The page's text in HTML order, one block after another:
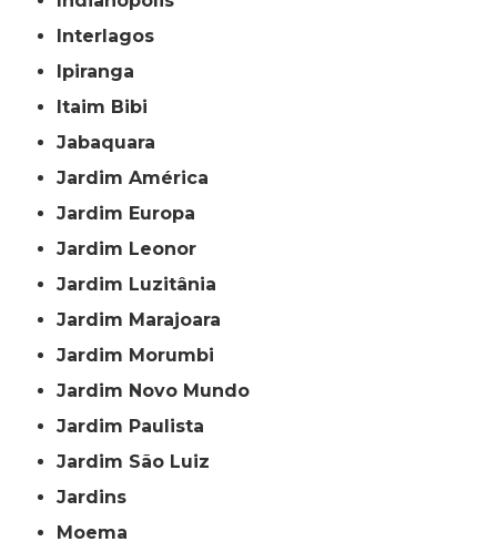
Interlagos
Ipiranga
Itaim Bibi
Jabaquara
Jardim América
Jardim Europa
Jardim Leonor
Jardim Luzitânia
Jardim Marajoara
Jardim Morumbi
Jardim Novo Mundo
Jardim Paulista
Jardim São Luiz
Jardins
Moema